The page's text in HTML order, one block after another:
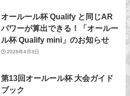
オールール杯 Qualify と同じAR
パワーが算出できる！「オールー
ル杯 Qualify mini」のお知らせ
2026年4月3日
第13回オールール杯 大会ガイド
ブック